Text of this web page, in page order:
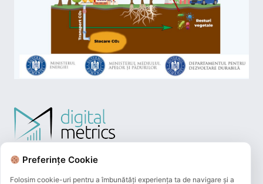
Preferințe Cookie
Folosim cookie-uri pentru a îmbunătăți experiența ta de navigare și a